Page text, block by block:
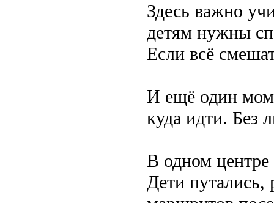
Здесь важно
детям нужны
Если всё
И ещё один
куда идти. Без
В одном
Дети путались,